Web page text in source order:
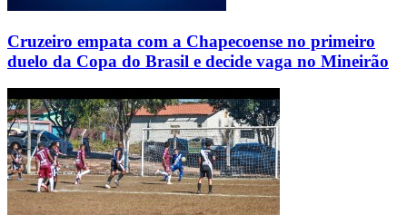
Cruzeiro empata com a Chapecoense no primeiro
duelo da Copa do Brasil e decide vaga no Mineirão